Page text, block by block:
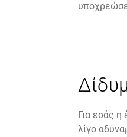
Για εσάς η
λίγο